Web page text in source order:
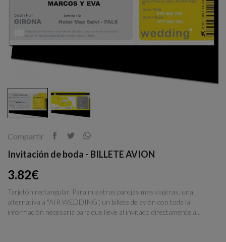
Compartir
Invitación de boda - BILLETE AVION
3.82€
Tarjetón rectangular. Para nuestras parejas mas viajeras, una
alternativa a "AIR WEDDING", un billete de avión con toda la
información necesaria para que lleve al invitado directamente a...